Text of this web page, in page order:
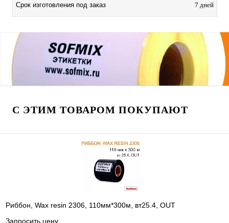
Срок изготовления под заказ 7 дней
С ЭТИМ ТОВАРОМ ПОКУПАЮТ
Риббон, Wax resin 2306, 110мм*300м, вт25.4, OUT
Запросить цену